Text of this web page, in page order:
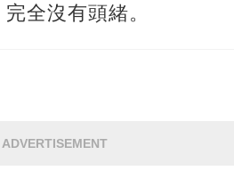
全沒有頭緒。
ADVERTISEMENT